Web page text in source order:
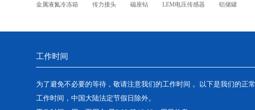
金属液氮冷冻箱
传力接头 磁座钻 LEM电压传感器 铝储罐
工作时间
为了避免不必要的等待，敬请注意我们的工作时间 。以下是我们的正常
工作时间，中国大陆法定节假日除外。